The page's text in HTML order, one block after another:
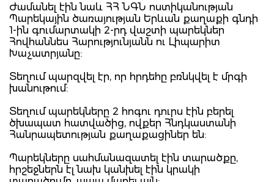
Ժամանել էին նաև ՀՀ ՆԳՆ ոստիկանության
Պարեկային ծառայության Երևան քաղաքի գնդի
1-ին գումարտակի 2-րդ վաշտի պարեկներ
Հովհաննես Հարությունյանն ու Լիպարիտ
Խաչատրյանը:
Տեղում պարզվել էր, որ հրդեհը բռնկվել է մրգի
խանութում:
Տեղում պարեկները 2 հոգու դուրս էին բերել
ծխապատ հատվածից, ովքեր Հնդկաստանի
Հանրապետության քաղաքացիներ են:
Պարեկները սահմանազատել էին տարածքը,
հրշեջներն էլ նախ կանխել էին կրակի